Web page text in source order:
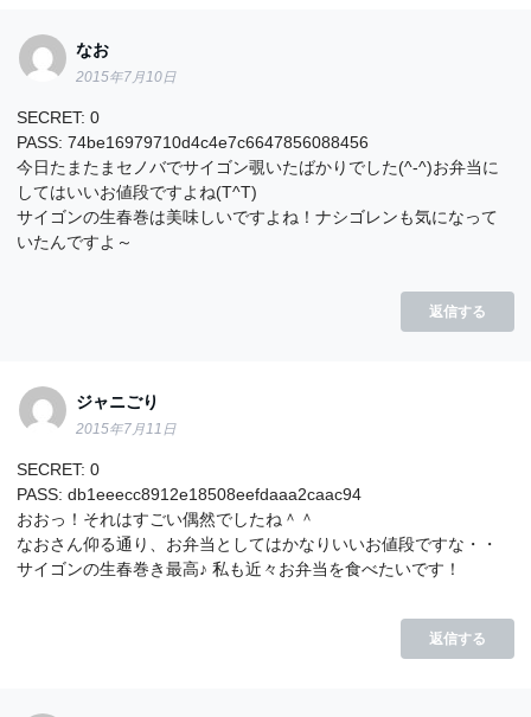
なお
2015年7月10日
SECRET: 0
PASS: 74be16979710d4c4e7c6647856088456
今日たまたまセノバでサイゴン覗いたばかりでした(^-^)お弁当に
してはいいお値段ですよね(T^T)
サイゴンの生春巻は美味しいですよね！ナシゴレンも気になって
いたんですよ～
返信する
ジャニごり
2015年7月11日
SECRET: 0
PASS: db1eeecc8912e18508eefdaaa2caac94
おおっ！それはすごい偶然でしたね＾＾
なおさん仰る通り、お弁当としてはかなりいいお値段ですな・・
サイゴンの生春巻き最高♪ 私も近々お弁当を食べたいです！
返信する